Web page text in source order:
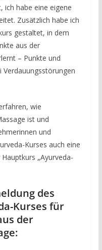
ich habe eine eigene
Zusätzlich habe ich
gestaltet, in dem
aus der
– Punkte und
wie
ist und
und
Kurses auch eine
„Ayurveda-
des
Kurses für
der